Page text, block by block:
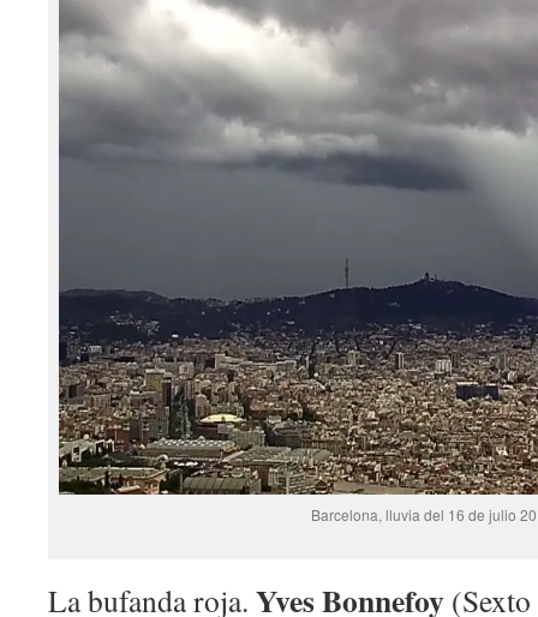
Barcelona, lluvia del 16 de julio
La bufanda roja. Yves Bonnefoy